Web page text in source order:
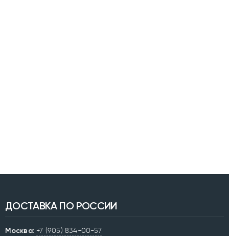
ДОСТАВКА ПО РОССИИ
Москва: +7 (905) 834-00-57